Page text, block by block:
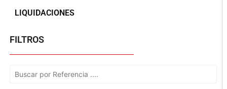
LIQUIDACIONES
FILTROS